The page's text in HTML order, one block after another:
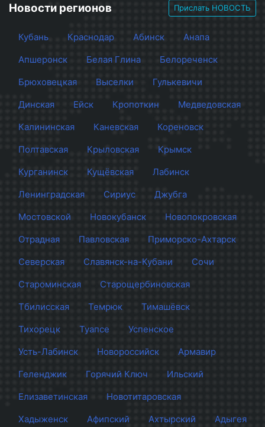
Новости регионов Прислать НОВОСТЬ
Кубань Краснодар Абинск
Анапа
Апшеронск
Белая Глина
Белореченск
Брюховецкая
Выселки
Гулькевичи
Динская
Ейск Кропоткин
Медведовская
Калининская
Каневская
Кореновск
Полтавская
Крыловская
Крымск
Курганинск
Кущёвская
Лабинск
Ленинградская
Сириус
Джубга
Мостовской
Новокубанск
Новопокровская
Отрадная
Павловская
Приморско-Ахтарск
Северская
Славянск-на-Кубани
Сочи
Староминская
Старощербиновская
Тбилисская
Темрюк
Тимашёвск
Тихорецк
Туапсе
Успенское
Усть-Лабинск
Новороссийск
Армавир
Геленджик
Горячий Ключ
Ильский
Елизаветинская
Новотитаровская
Хадыженск
Афипский Ахтырский Адыгея